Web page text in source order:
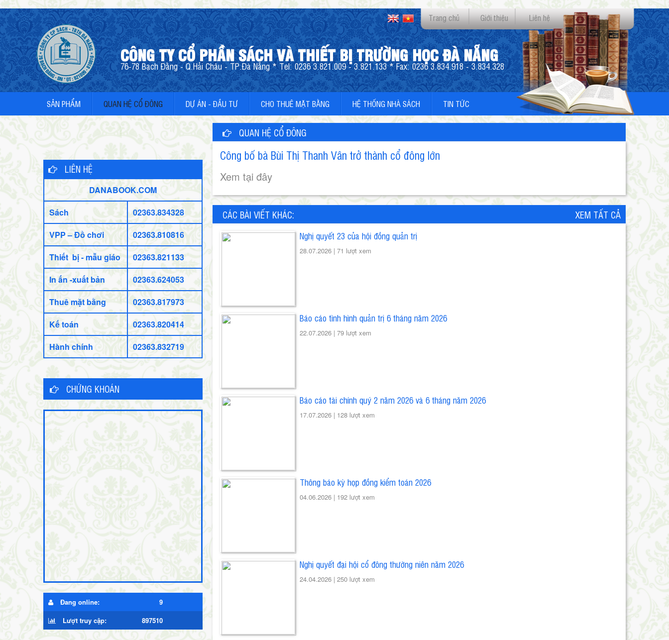
CÔNG TY CỔ PHẦN SÁCH VÀ THIẾT BỊ TRƯỜNG HỌC ĐÀ NẴNG
76-78 Bạch Đằng - Q.Hải Châu - TP.Đà Nẵng * Tel: 0236 3.821.009 - 3.821.133 * Fax: 0236 3.834.918 - 3.834.328
Trang chủ Giới thiệu Liên hệ
SẢN PHẨM QUAN HỆ CỔ ĐÔNG DỰ ÁN - ĐẦU TƯ CHO THUÊ MẶT BẰNG HỆ THỐNG NHÀ SÁCH TIN TỨC
LIÊN HỆ
DANABOOK.COM
Sách
02363.834328
VPP – Đồ chơi
02363.810816
Thiết bị - mẫu giáo
02363.821133
In ấn -xuất bản
02363.624053
Thuê mặt bằng
02363.817973
Kế toán
02363.820414
Hành chính
02363.832719
CHỨNG KHOÁN
Đang online:
9
Lượt truy cập:
897510
QUAN HỆ CỔ ĐÔNG
Công bố bà Bùi Thị Thanh Vân trở thành cổ đông lớn
Xem tại đây
CÁC BÀI VIẾT KHÁC: XEM TẤT CẢ
Nghị quyết 23 của hội đồng quản trị
28.07.2026 | 71 lượt xem
Báo cáo tình hình quản trị 6 tháng năm 2026
22.07.2026 | 79 lượt xem
Báo cáo tài chính quý 2 năm 2026 và 6 tháng năm 2026
17.07.2026 | 128 lượt xem
Thông báo kỳ họp đồng kiểm toán 2026
04.06.2026 | 192 lượt xem
Nghị quyết đại hội cổ đông thường niên năm 2026
24.04.2026 | 250 lượt xem